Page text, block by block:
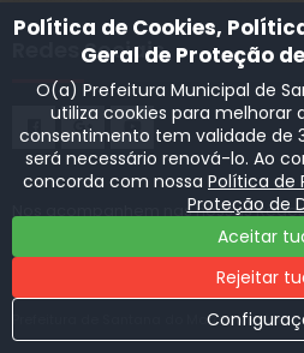
Redes Sociais
Nos acompanhem nas nossas
Prefeitura de Santana do Maranhão-Ma,
Política de Cookies,
Geral de Proteção
O(a) Prefeitura Municipal de
utiliza cookies para melhorar
consentimento tem validade de
será necessário renová-lo. Ao
concorda com nossa Política de
Proteção de
Aceitar
Rejeitar